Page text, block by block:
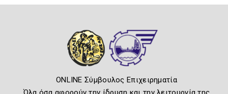
ONLINE Σύμβουλος Επιχειρηματία